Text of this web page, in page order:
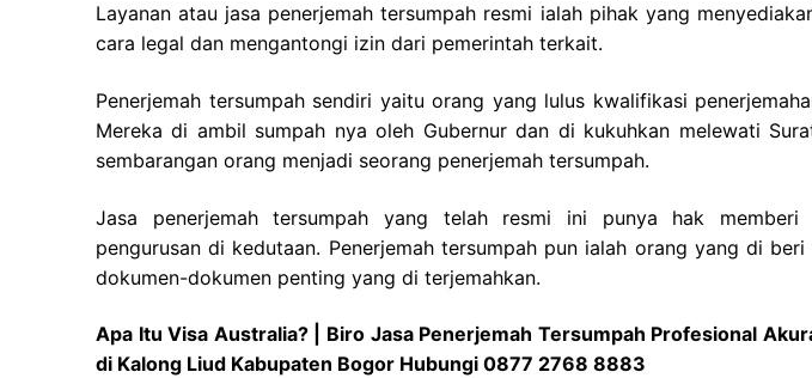
Layanan atau jasa penerjemah tersumpah resmi ialah pihak yang
cara legal dan mengantongi izin dari pemerintah terkait.
Penerjemah tersumpah sendiri yaitu orang yang lulus kwalifikasi
Mereka di ambil sumpah nya oleh Gubernur dan di kukuhkan melewati
sembarangan orang menjadi seorang penerjemah tersumpah.
Jasa penerjemah tersumpah yang telah resmi ini punya hak memberi
pengurusan di kedutaan. Penerjemah tersumpah pun ialah orang yang di
dokumen-dokumen penting yang di terjemahkan.
Apa Itu Visa Australia? | Biro Jasa Penerjemah Tersumpah Profesional
di Kalong Liud Kabupaten Bogor Hubungi 0877 2768 8883